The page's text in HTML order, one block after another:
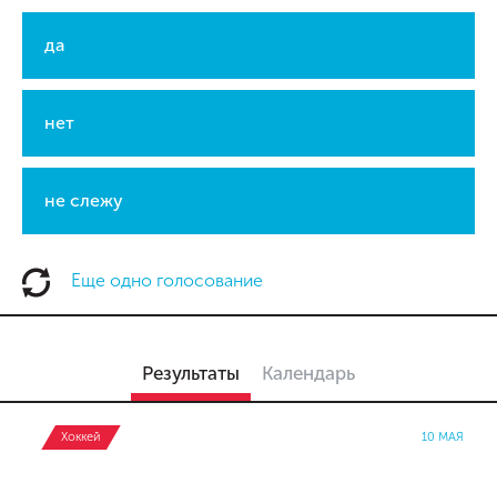
да
нет
не слежу
Еще одно голосование
Результаты Календарь
Хоккей 10 МАЯ